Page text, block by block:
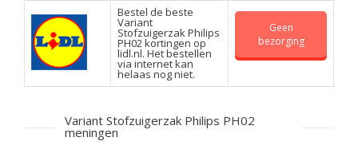
Bestel de beste
Variant
Stofzuigerzak Philips
PH02 kortingen op
lidl.nl. Het bestellen
via internet kan
helaas nog niet.
Geen
bezorging
Variant Stofzuigerzak Philips PH02
meningen